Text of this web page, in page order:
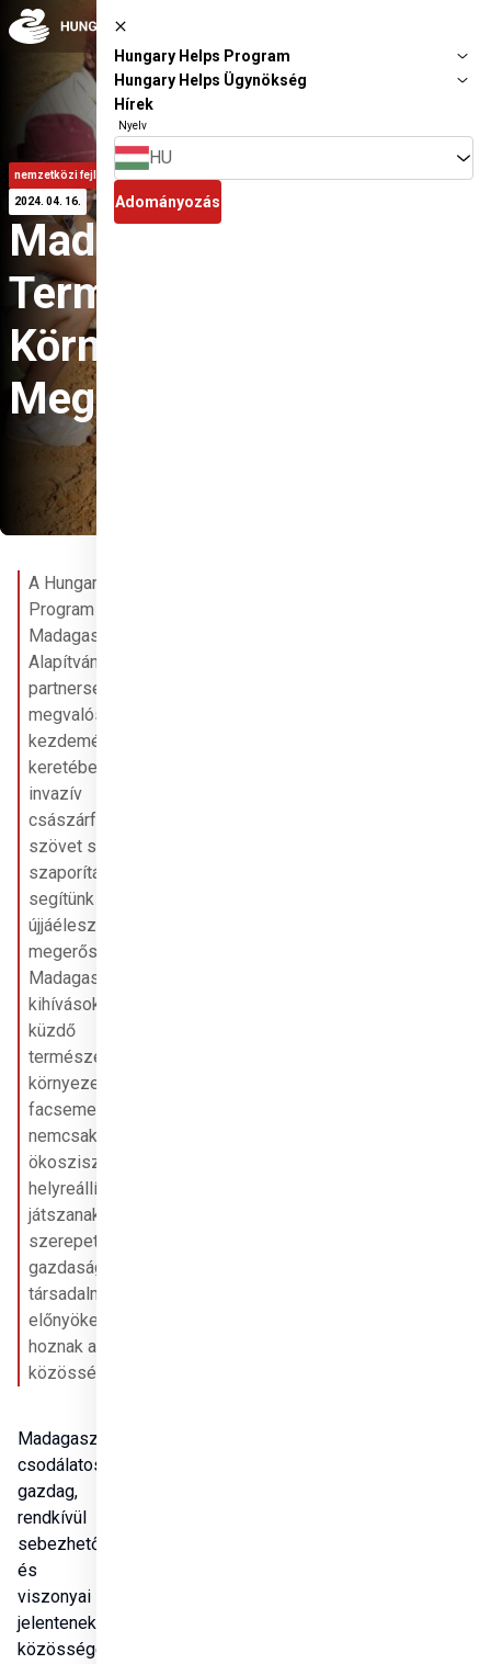
Ugrás a fő tartalomhoz
Hungary Helps Program
Hungary Helps Ügynökség
Hírek
Nyelv
HU
Adományozás
nemzetközi fejlesztés
2024. 04. 16.
Madagaszkár
Természeti
Környezetének
Megőrzése
A Hungary Helps
Program és a
Madagaszkárért
Alapítvány
partnerségében
megvalósuló
kezdeményezés
keretében a nem
invazív
császárfák
szövet szintű
szaporításával
segítünk
újjáéleszteni és
megerősíteni
Madagaszkár
kihívásokkal
küzdő
természeti
környezetét. A
facsemeték
nemcsak a helyi
ökoszisztémák
helyreállításában
játszanak fontos
szerepet, hanem
gazdasági és
társadalmi
előnyöket is
hoznak a helyi
közösségeknek.
Madagaszkár
csodálatosan
gazdag, ám
rendkívül
sebezhető éghajlati
és földtani
viszonyai kihívást
jelentenek a helyi
közösségek